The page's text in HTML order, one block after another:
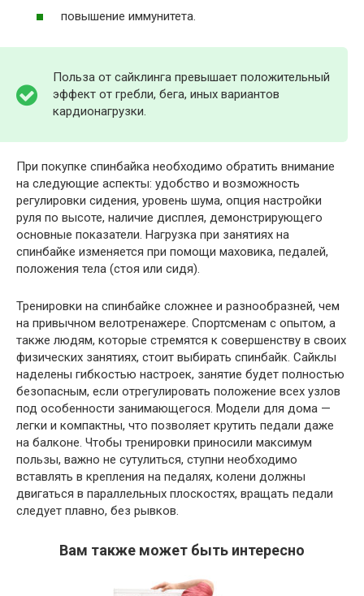
повышение иммунитета.
Польза от сайклинга превышает положительный
эффект от гребли, бега, иных вариантов
кардионагрузки.
При покупке спинбайка необходимо обратить внимание
на следующие аспекты: удобство и возможность
регулировки сидения, уровень шума, опция настройки
руля по высоте, наличие дисплея, демонстрирующего
основные показатели. Нагрузка при занятиях на
спинбайке изменяется при помощи маховика, педалей,
положения тела (стоя или сидя).
Тренировки на спинбайке сложнее и разнообразней, чем
на привычном велотренажере. Спортсменам с опытом, а
также людям, которые стремятся к совершенству в своих
физических занятиях, стоит выбирать спинбайк. Сайклы
наделены гибкостью настроек, занятие будет полностью
безопасным, если отрегулировать положение всех узлов
под особенности занимающегося. Модели для дома —
легки и компактны, что позволяет крутить педали даже
на балконе. Чтобы тренировки приносили максимум
пользы, важно не сутулиться, ступни необходимо
вставлять в крепления на педалях, колени должны
двигаться в параллельных плоскостях, вращать педали
следует плавно, без рывков.
Вам также может быть интересно